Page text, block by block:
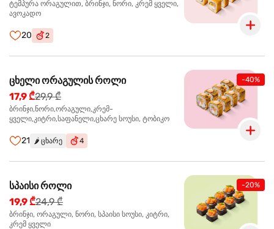
ტემპურა ორაგულით, ბრინჯი, ნორი, კრემ ყველი,
ავოკადო
20 2
-40%
ცხელი ორაგულის როლი
17,9 ₾29,9 ₾
ბრინჯი,ნორი,ორაგული,კრემ-
ყველი,კიტრი,საფანელი,ცხარე სოუსი, ტობიკო
21 🌶️ ცხარე 4
-20%
სპაისი როლი
19,9 ₾24,9 ₾
ბრინჯი, ორაგული, ნორი, სპაისი სოუსი, კიტრი,
კრემ ყველი